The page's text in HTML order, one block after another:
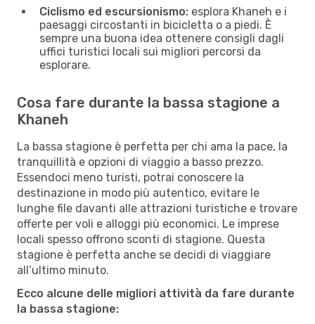
Ciclismo ed escursionismo: esplora Khaneh e i
paesaggi circostanti in bicicletta o a piedi. È
sempre una buona idea ottenere consigli dagli
uffici turistici locali sui migliori percorsi da
esplorare.
Cosa fare durante la bassa stagione a
Khaneh
La bassa stagione è perfetta per chi ama la pace, la
tranquillità e opzioni di viaggio a basso prezzo.
Essendoci meno turisti, potrai conoscere la
destinazione in modo più autentico, evitare le
lunghe file davanti alle attrazioni turistiche e trovare
offerte per voli e alloggi più economici. Le imprese
locali spesso offrono sconti di stagione. Questa
stagione è perfetta anche se decidi di viaggiare
all’ultimo minuto.
Ecco alcune delle migliori attività da fare durante
la bassa stagione: